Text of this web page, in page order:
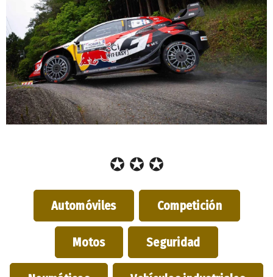
✪ ✪ ✪
Automóviles Competición
Motos Seguridad